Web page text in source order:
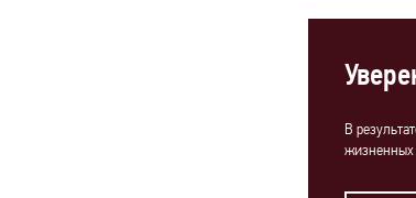
В
жизненных